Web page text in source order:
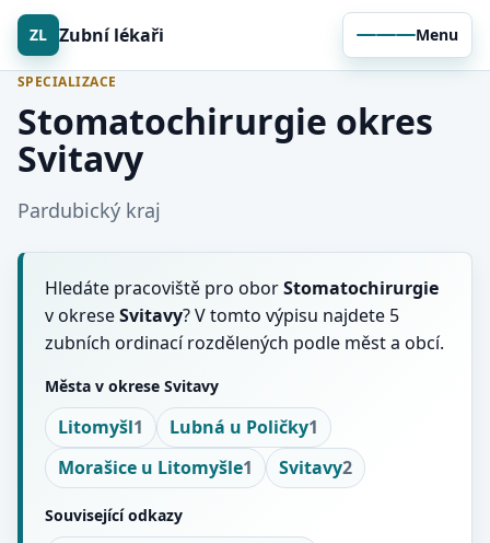
ZL Zubní lékaři Menu
SPECIALIZACE
Stomatochirurgie okres
Svitavy
Pardubický kraj
Hledáte pracoviště pro oborStomatochirurgie
v okreseSvitavy? V tomto výpisu najdete 5
zubních ordinací rozdělených podle měst a obcí.
Města v okrese Svitavy
Litomyšl1 Lubná u Poličky1
Morašice u Litomyšle1 Svitavy2
Související odkazy